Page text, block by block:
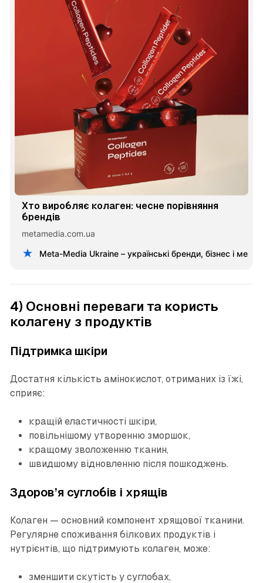
Хто виробляє колаген: чесне порівняння
брендів
metamedia.com.ua
Meta-Media Ukraine – українські бренди, бізнес і
4) Основні переваги та користь
колагену з продуктів
Підтримка шкіри
Достатня кількість амінокислот, отриманих із їжі,
сприяє:
кращій еластичності шкіри,
повільнішому утворенню зморшок,
кращому зволоженню тканин,
швидшому відновленню після пошкоджень.
Здоров’я суглобів і хрящів
Колаген — основний компонент хрящової тканини.
Регулярне споживання білкових продуктів і
нутрієнтів, що підтримують колаген, може:
зменшити скутість у суглобах,